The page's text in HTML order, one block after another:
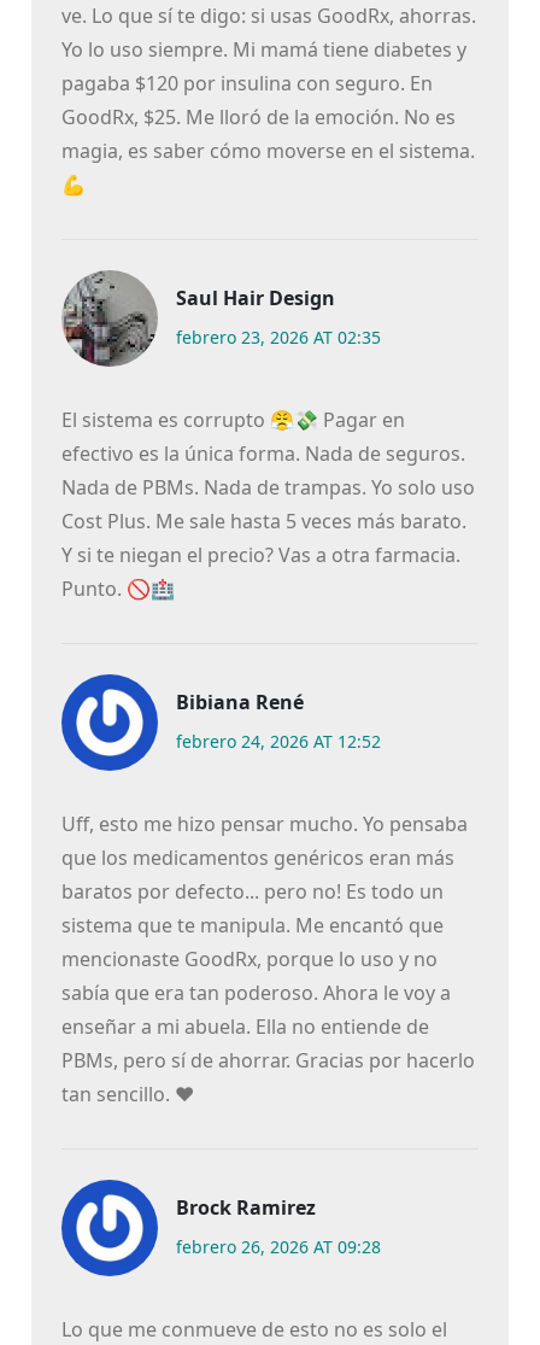
ve. Lo que sí te digo: si usas GoodRx, ahorras.
Yo lo uso siempre. Mi mamá tiene diabetes y
pagaba $120 por insulina con seguro. En
GoodRx, $25. Me lloró de la emoción. No es
magia, es saber cómo moverse en el sistema.
💪
Saul Hair Design
febrero 23, 2026 AT 02:35
El sistema es corrupto 😤💸 Pagar en
efectivo es la única forma. Nada de seguros.
Nada de PBMs. Nada de trampas. Yo solo uso
Cost Plus. Me sale hasta 5 veces más barato.
Y si te niegan el precio? Vas a otra farmacia.
Punto. 🚫🏥
Bibiana René
febrero 24, 2026 AT 12:52
Uff, esto me hizo pensar mucho. Yo pensaba
que los medicamentos genéricos eran más
baratos por defecto... pero no! Es todo un
sistema que te manipula. Me encantó que
mencionaste GoodRx, porque lo uso y no
sabía que era tan poderoso. Ahora le voy a
enseñar a mi abuela. Ella no entiende de
PBMs, pero sí de ahorrar. Gracias por hacerlo
tan sencillo. ❤️
Brock Ramirez
febrero 26, 2026 AT 09:28
Lo que me conmueve de esto no es solo el